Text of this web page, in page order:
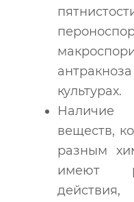
культурах.
Наличие
веществ,
разным
имеют